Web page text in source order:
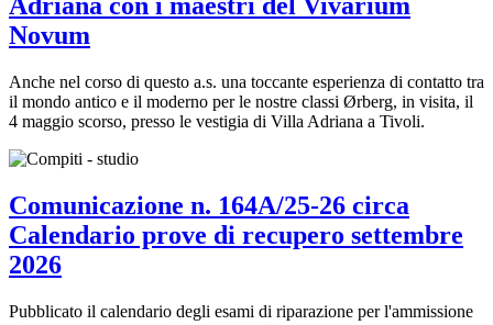
Novum
Anche nel corso di questo a.s. una toccante esperienza di contatto tra
il mondo antico e il moderno per le nostre classi Ørberg, in visita, il
4 maggio scorso, presso le vestigia di Villa Adriana a Tivoli.
Comunicazione n. 164A/25-26 circa
Calendario prove di recupero settembre
2026
Pubblicato il calendario degli esami di riparazione per l'ammissione